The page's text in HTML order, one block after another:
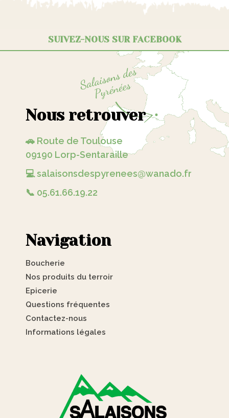
SUIVEZ-NOUS SUR FACEBOOK
Nous retrouver
🚗 Route de Toulouse
09190 Lorp-Sentaraille
💻 salaisonsdespyrenees@wanado.fr
📞 05.61.66.19.22
Navigation
Boucherie
Nos produits du terroir
Epicerie
Questions fréquentes
Contactez-nous
Informations légales